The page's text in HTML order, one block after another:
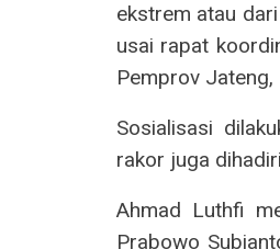
ekstrem atau
usai rapat
Pemprov
Sosialisasi
rakor juga
Ahmad Luthfi
Prabowo